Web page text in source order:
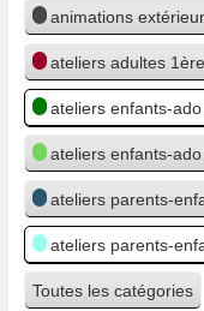
Catégories
animations
ateliers adultes
ateliers enfants-
ateliers enfants-
ateliers parents-
ateliers parents-
Toutes les catégories